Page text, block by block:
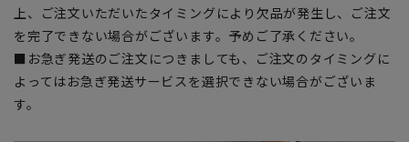
上、ご注文いただいたタイミングにより欠品が発生し、ご注文
を完了できない場合がございます。予めご了承ください。
■お急ぎ発送のご注文につきましても、ご注文のタイミングに
よってはお急ぎ発送サービスを選択できない場合がございま
す。